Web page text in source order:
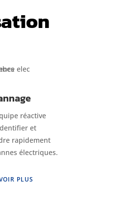
réactive
et
rapidement
électriques.
PLUS